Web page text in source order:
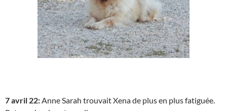
7 avril 22:Anne Sarah trouvait Xena de plus en plus fatiguée.